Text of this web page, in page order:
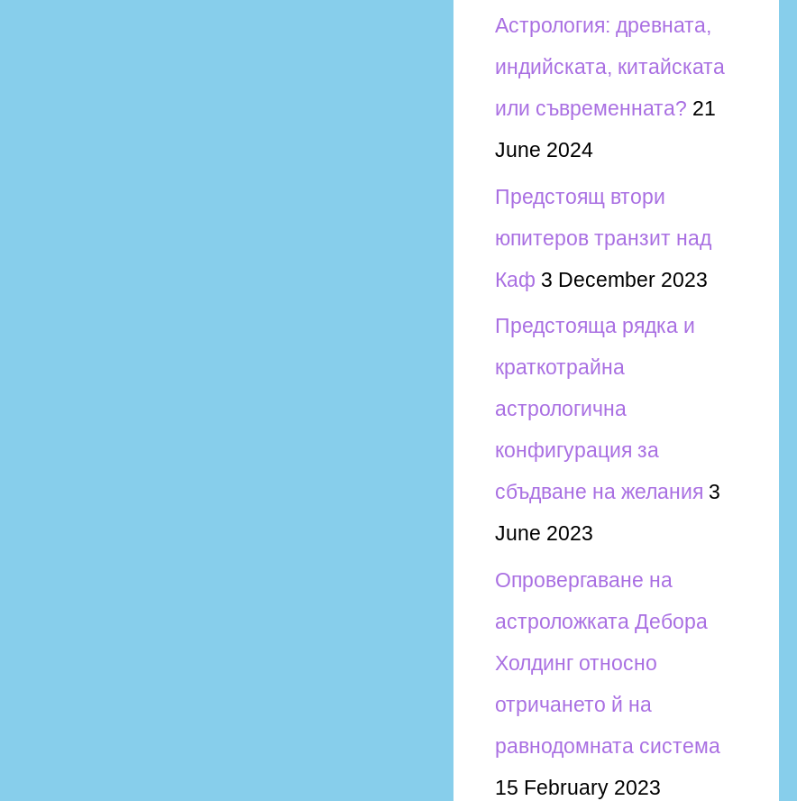
Астрология: древната,
индийската, китайската
или съвременната? 21
June 2024
Предстоящ втори
юпитеров транзит над
Каф 3 December 2023
Предстояща рядка и
краткотрайна
астрологична
конфигурация за
сбъдване на желания 3
June 2023
Опровергаване на
астроложката Дебора
Холдинг относно
отричането й на
равнодомната система
15 February 2023